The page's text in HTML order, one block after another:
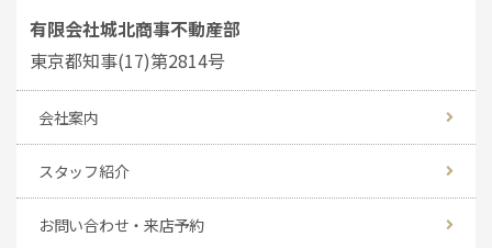
有限会社城北商事不動産部
東京都知事(17)第2814号
会社案内
スタッフ紹介
お問い合わせ・来店予約